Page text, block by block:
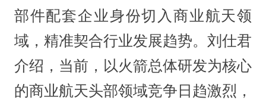
部件配套企业身份切入商业航天领
域，精准契合行业发展趋势。刘仕君
介绍，当前，以火箭总体研发为核心
的商业航天头部领域竞争日趋激烈，